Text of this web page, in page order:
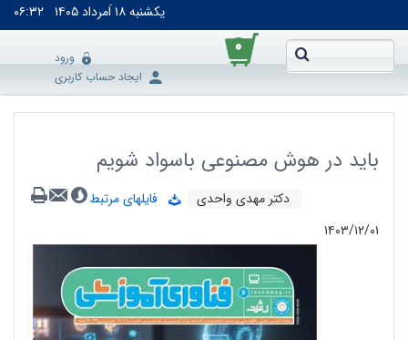
یکشنبه۱۸ اَمرداد ۱۴۰۵ ۰۶:۳۲
۰
ورود
ایجاد حساب کاربری
باید در هوش مصنوعی باسواد شویم
دکتر مهدی واحدی
فایلهای مرتبط
۱۴۰۳/۱۲/۰۱